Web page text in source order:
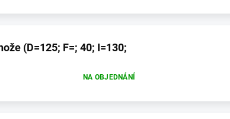
(D=125; F=; 40; I=130;
NA OBJEDNÁNÍ